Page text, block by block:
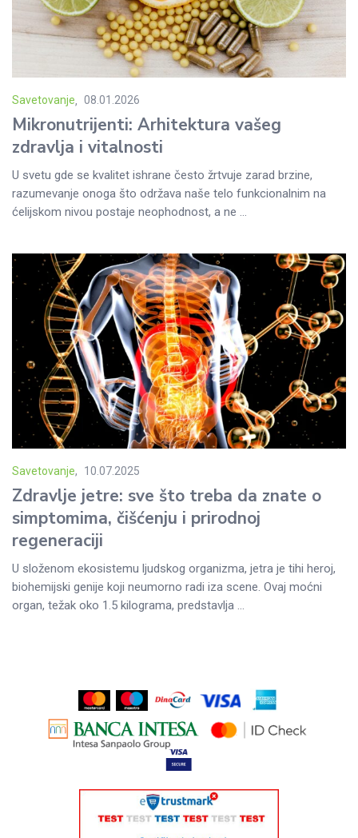
Savetovanje
Posted
on
08.01.2026
Mikronutrijenti: Arhitektura vašeg
zdravlja i vitalnosti
U svetu gde se kvalitet ishrane često žrtvuje zarad brzine,
razumevanje onoga što održava naše telo funkcionalnim na
ćelijskom nivou postaje neophodnost, a ne ...
Savetovanje
Posted
on
10.07.2025
Zdravlje jetre: sve što treba da znate o
simptomima, čišćenju i prirodnoj
regeneraciji
U složenom ekosistemu ljudskog organizma, jetra je tihi heroj,
biohemijski genije koji neumorno radi iza scene. Ovaj moćni
organ, težak oko 1.5 kilograma, predstavlja ...